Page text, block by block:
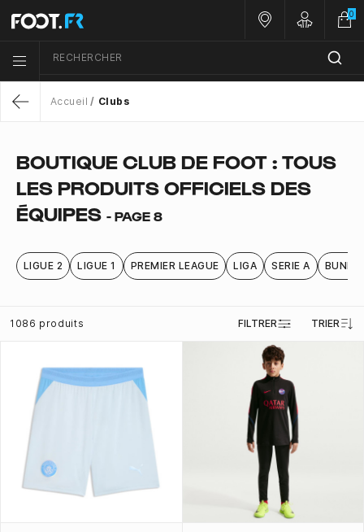
Menu list icon
RECHERCHER
Nos magasins
Customer
0
Accueil Clubs
BOUTIQUE CLUB DE FOOT : TOUS
LES PRODUITS OFFICIELS DES
ÉQUIPES - PAGE 8
LIGUE 2 LIGUE 1 PREMIER LEAGUE LIGA SERIE A
1086 produits FILTRER TRIER